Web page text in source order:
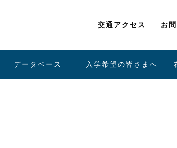
交通アクセス お
データベース 入学希望の皆さまへ